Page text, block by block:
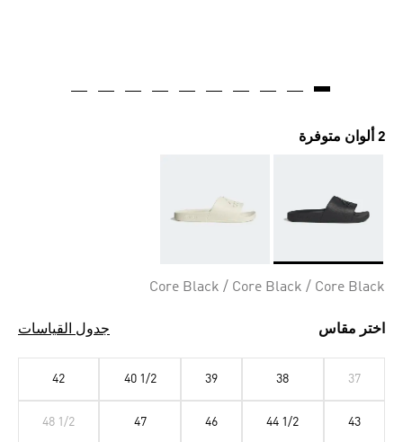
2 ألوان متوفرة
Core Black / Core Black / Core Black
اختر مقاس جدول القياسات
37
38
39
40 1/2
42
43
44 1/2
46
47
48 1/2